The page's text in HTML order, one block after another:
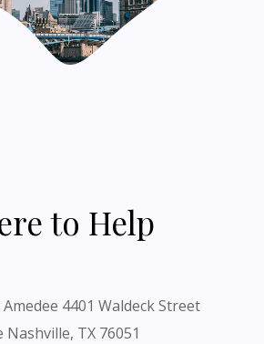
to Help
Amedee 4401 Waldeck Street
Nashville, TX 76051